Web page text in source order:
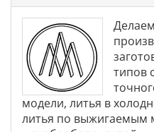
типов
модели, литья в
литья по выжигаемым